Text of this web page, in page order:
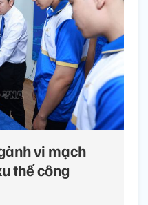
vi mạch
thế công